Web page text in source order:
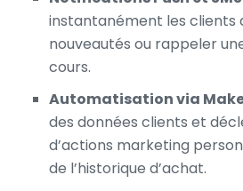
instantanément les clients
nouveautés ou rappeler
cours.
Automatisation via
des données clients et
d’actions marketing
de l’historique d’achat.